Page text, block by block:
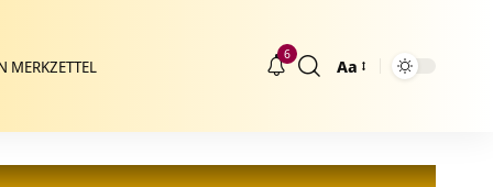
MERKZETTEL
6
Größenänderung
Aa